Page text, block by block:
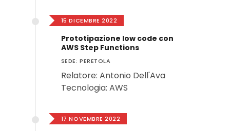
15 DICEMBRE 2022
Prototipazione low code con
AWS Step Functions
SEDE: PERETOLA
Relatore: Antonio Dell'Ava
Tecnologia: AWS
17 NOVEMBRE 2022